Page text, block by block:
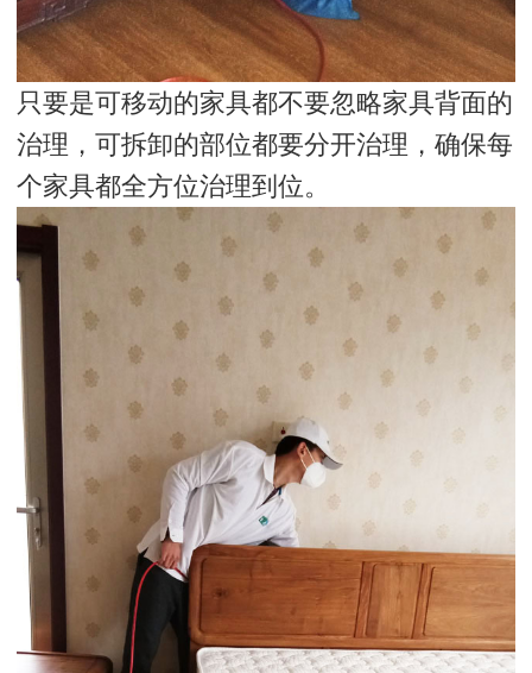
只要是可移动的家具都不要忽略家具背面的
治理，可拆卸的部位都要分开治理，确保每
个家具都全方位治理到位。